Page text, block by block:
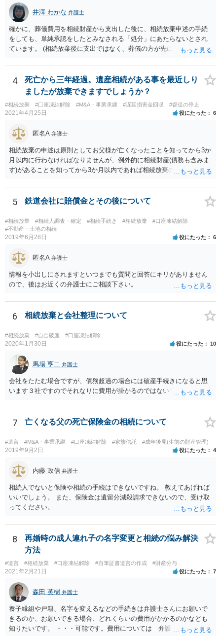
井澤 わかな 弁護士
確かに、葬儀費用を相続財産から支出した後に、相続放棄申述の手続
をしても、単純承認をしたとみなされる「処分」にあたらないとされ
ています。 (相続放棄後に支出ではなく、葬儀の方が先に来るのが通常
述の手続ということだと思いますが) ただ、葬儀費用ならいくらでもよ
いということではなく、身分相応の、社会的儀式として当然認められ
る程度の金額に留まると考えた方がよいです。 もし、相続人の皆さん
に葬儀費用を支出する経済力がなく、質素な葬儀を行った費用であれ
ば相続財産から支出しても単純承認と認められない可能性が高いの
で、相続放棄申述が受理される可能性も高いと思います。
4
死亡から三年経過。遺産相続がある事を最近しり
ましたが放棄できますでしょうか？
#相続放棄 #口座凍結解除 #M&A・事業承継 #遅延損害金回収 #督促の停止
2021年4月25日 役にたった 6
匿名A 弁護士
相続放棄の申述は原則としてお父様が亡くなったことを知ってから3か
月以内に行わなければなりませんが、例外的に相続財産(債務も含みま
す)があることを知ってから3か月以内であれば相続放棄の申述が認め
したら、早急に家裁に行って相続放棄の申述をしたい旨告げて必要な
書類を提出されることをおすすめいたします。 なお、お父様の債務が
他にもあるかもしれないというリスクを考えますと、相続放棄の申述
にあたっては、法テラスの無料相談等を利用して弁護士に相談するこ
とも十分考えられるかと存じます。また、ご記載いただいた事実関係
を拝見するかぎり、再婚相手のかたは既に相続放棄をされている可能
5 鉄道会社に賠償金とその後について
#相続放棄 #相続人調査・確定 #相続手続き #相続放棄
#口座凍結解除
#不動産・土地の相続
2019年6月28日 役にたった 6
匿名A 弁護士
情報を小出しにされますといつまでも質問と回答にキリがありません
ので、後はお近くの弁護士にご相談下さい。
6 相続放棄と会社整理について
#相続放棄 #自己破産 #口座凍結解除
2020年1月30日 役にたった 10
馬場 亨二 弁護士
会社をたたむ場合ですが、債務超過の場合には破産手続きになると思
います３社ですのでそれなりに費用が掛かるのではないでしょうか。
7 亡くなる父の死亡保険金の相続について
#遺言 #M&A・事業承継 #口座凍結解除 #家族信託 #成年後見(生前の財産管理)
2019年9月2日 役にたった 4
内藤 政信 弁護士
相続人でないと保険や相続の手続はできないですね。 教えてあげれば
いいでしょう。 また、保険金は遺留分減殺請求できないので、受け取
ってください。
8
再婚時の成人連れ子の名字変更と相続の悩み解決
方法
#遺言 #相続放棄 #口座凍結解除 #自筆証書遺言の作成 #財産分与
2021年2月21日 役にたった 7
森田 英樹 弁護士
養子縁組や戸籍、名字を変えるなどの手続きは弁護士さんにお願いで
きるのか、お願いできる場合、どれくらいの費用がかかるのかなども
知りたいです。 ・・・可能です。費用については 弁護士と直接面談